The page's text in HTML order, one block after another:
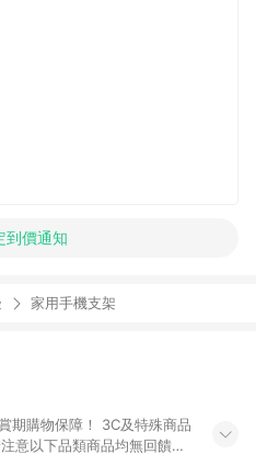
到價通知
家用手機支架
期購物保障！ 3C及特殊商品